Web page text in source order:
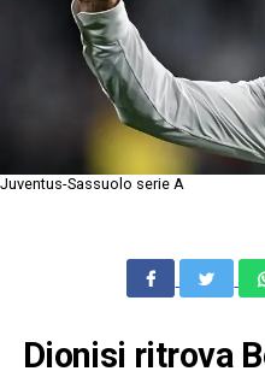
Juventus-Sassuolo serie A
Dionisi ritrova